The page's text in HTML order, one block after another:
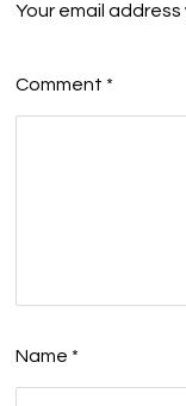
Your email address
Comment *
Name *